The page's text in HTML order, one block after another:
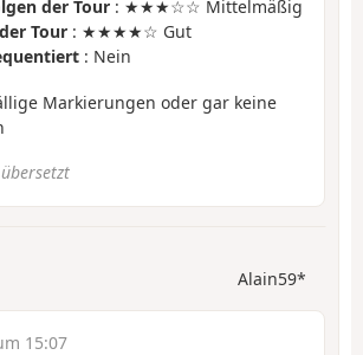
der Tour : ★★★☆☆ Mittelmäßig
Tour : ★★★★☆ Gut
: Nein
Markierungen oder gar keine
Alain59*
15:07